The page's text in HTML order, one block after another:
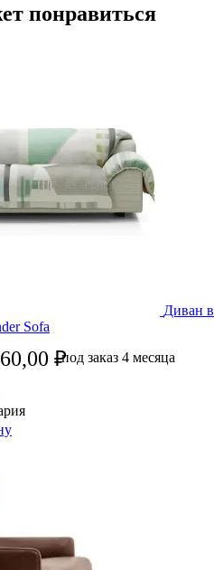
понравиться
Диван в
Sofa
₽под заказ 4 месяца